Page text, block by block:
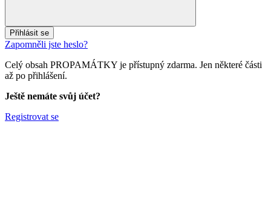
Přihlásit se
Zapomněli jste heslo?
Celý obsah PROPAMÁTKY je přístupný zdarma. Jen některé části
až po přihlášení.
Ještě nemáte svůj účet?
Registrovat se